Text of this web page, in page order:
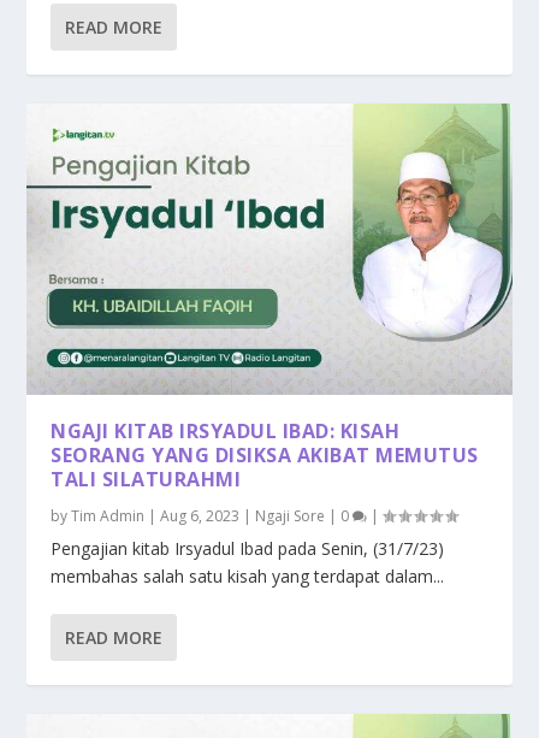
READ MORE
NGAJI KITAB IRSYADUL IBAD: KISAH
SEORANG YANG DISIKSA AKIBAT MEMUTUS
TALI SILATURAHMI
byTim Admin |Aug 6, 2023 | Ngaji Sore | 0 |
Pengajian kitab Irsyadul Ibad pada Senin, (31/7/23)
membahas salah satu kisah yang terdapat dalam...
READ MORE